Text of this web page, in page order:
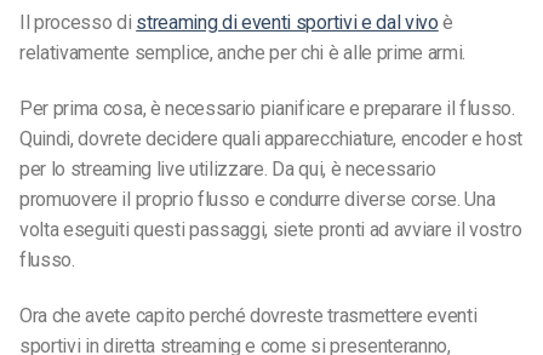
Il processo di streaming di eventi sportivi e dal vivo è
relativamente semplice, anche per chi è alle prime armi.
Per prima cosa, è necessario pianificare e preparare il flusso.
Quindi, dovrete decidere quali apparecchiature, encoder e host
per lo streaming live utilizzare. Da qui, è necessario
promuovere il proprio flusso e condurre diverse corse. Una
volta eseguiti questi passaggi, siete pronti ad avviare il vostro
flusso.
Ora che avete capito perché dovreste trasmettere eventi
sportivi in diretta streaming e come si presenteranno,